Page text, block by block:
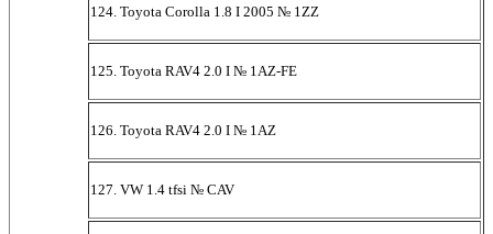
124. Toyota Corolla 1.8 I 2005 № 1ZZ
125. Toyota RAV4 2.0 I № 1AZ-FE
126. Toyota RAV4 2.0 I № 1AZ
127. VW 1.4 tfsi № CAV